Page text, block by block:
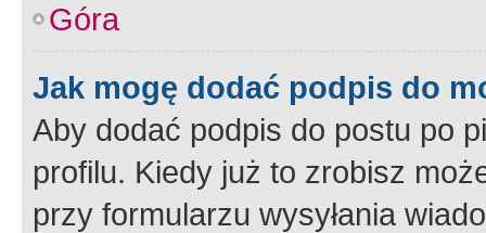
Góra
Jak mogę dodać podpis do
Aby dodać podpis do postu po
profilu. Kiedy już to zrobisz
przy formularzu wysyłania